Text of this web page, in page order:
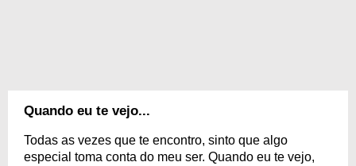
Quando eu te vejo...
Todas as vezes que te encontro, sinto que algo
especial toma conta do meu ser. Quando eu te vejo,